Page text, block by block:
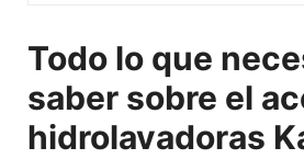
Todo lo que
saber sobre el
hidrolavadoras